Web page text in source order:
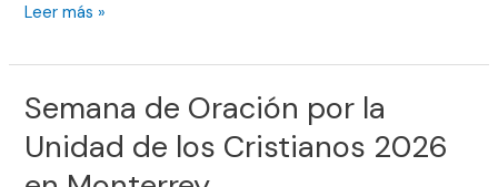
Leer más »
Semana de Oración por la
Unidad de los Cristianos 2026
Semana
Oración
por